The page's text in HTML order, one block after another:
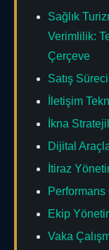
Sağlık
Verimlilik:
Çerçeve
Satış
İletişim
İkna
Dijital
İtiraz
Ekip
Vaka